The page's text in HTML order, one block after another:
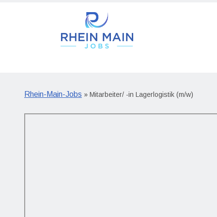
Rhein-Main-Jobs » Mitarbeiter/ -in Lagerlogistik (m/w)